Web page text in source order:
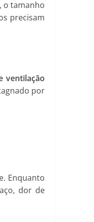
o tamanho
precisam
ventilação
por
Enquanto
dor de